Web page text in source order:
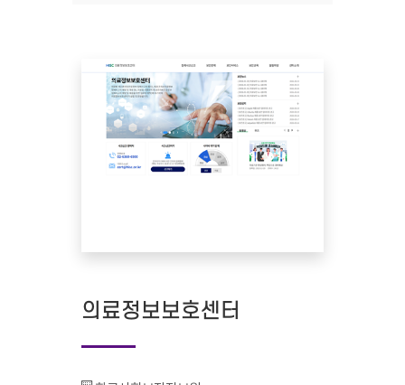
의료정보보호센터